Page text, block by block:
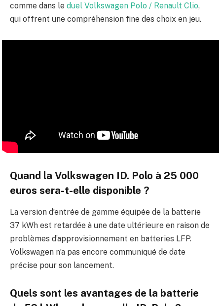
comme dans le duel Volkswagen Polo / Renault Clio,
qui offrent une compréhension fine des choix en jeu.
Quand la Volkswagen ID. Polo à 25 000
euros sera-t-elle disponible ?
La version d’entrée de gamme équipée de la batterie
37 kWh est retardée à une date ultérieure en raison de
problèmes d’approvisionnement en batteries LFP.
Volkswagen n’a pas encore communiqué de date
précise pour son lancement.
Quels sont les avantages de la batterie